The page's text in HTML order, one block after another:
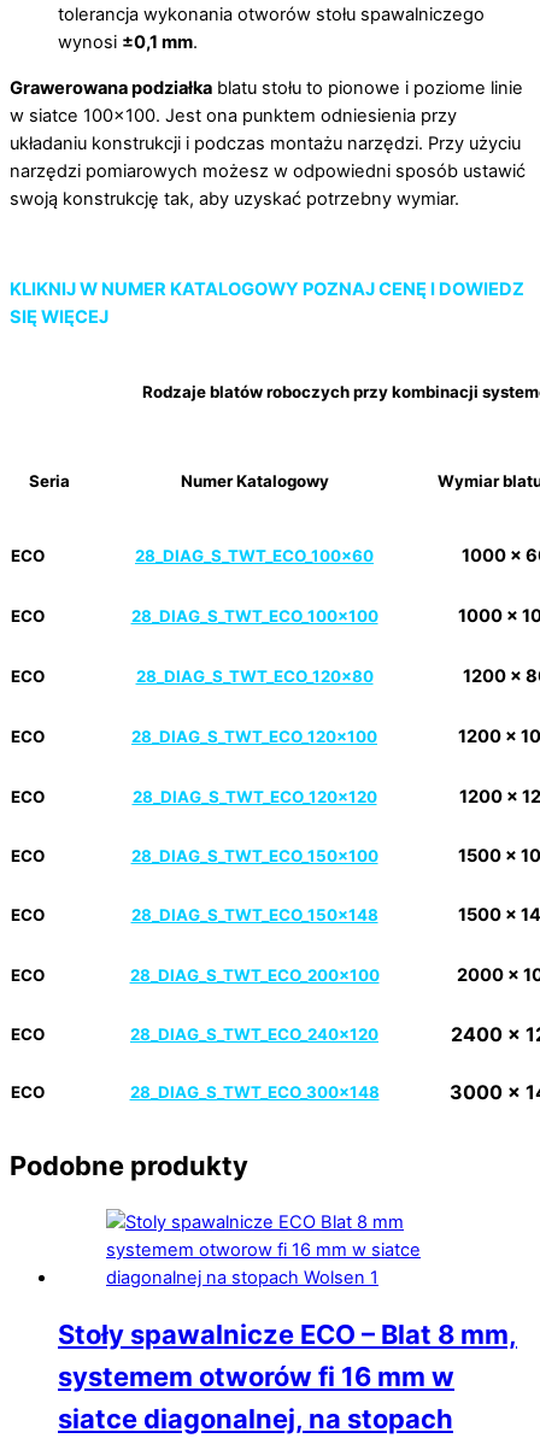
tolerancja wykonania otworów stołu spawalniczego
wynosi ±0,1 mm.
Grawerowana podziałka blatu stołu to pionowe i poziome linie
w siatce 100×100. Jest ona punktem odniesienia przy
układaniu konstrukcji i podczas montażu narzędzi. Przy użyciu
narzędzi pomiarowych możesz w odpowiedni sposób ustawić
swoją konstrukcję tak, aby uzyskać potrzebny wymiar.
KLIKNIJ W NUMER KATALOGOWY POZNAJ CENĘ I DOWIEDZ
SIĘ WIĘCEJ
Rodzaje blatów roboczych przy kombinacji
Seria Numer Katalogowy Wymiar
ECO 28_DIAG_S_TWT_ECO_100x60 1000 x
ECO 28_DIAG_S_TWT_ECO_100x100 1000 x
ECO 28_DIAG_S_TWT_ECO_120x80 1200 x
ECO 28_DIAG_S_TWT_ECO_120x100 1200 x
ECO 28_DIAG_S_TWT_ECO_120x120 1200 x
ECO 28_DIAG_S_TWT_ECO_150x100 1500 x
ECO 28_DIAG_S_TWT_ECO_150x148 1500 x
ECO 28_DIAG_S_TWT_ECO_200x100 2000 x
ECO 28_DIAG_S_TWT_ECO_240x120 2400 x
ECO 28_DIAG_S_TWT_ECO_300x148 3000 x
Podobne produkty
Stoły spawalnicze ECO – Blat 8 mm,
systemem otworów fi 16 mm w
siatce diagonalnej, na stopach